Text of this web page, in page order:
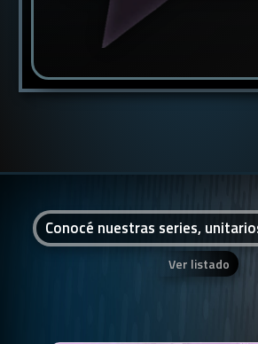
Conocé nuestras series,
Ver listado